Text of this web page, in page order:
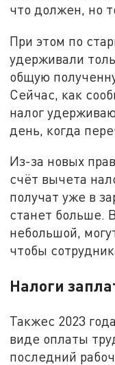
что должен, но
При этом по
удерживали
общую
Сейчас, как
налог
день, когда
Из-за новых
счёт вычета
получат уже в
станет больше.
небольшой,
чтобы
Налоги
Такжес 2023
виде оплаты
последний